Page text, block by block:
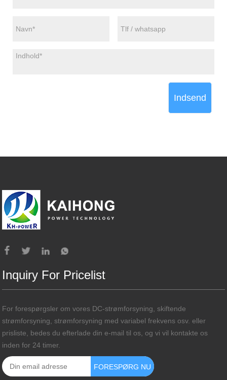
Indsend
Inquiry For Pricelist
For forespørgsler om vores DC-strømforsyning, skiftende
strømforsyning, strømforsyning med variabel frekvens osv. eller
prisliste, bedes du efterlade din e-mail til os, og vi vil kontakte os
inden for 24 timer.